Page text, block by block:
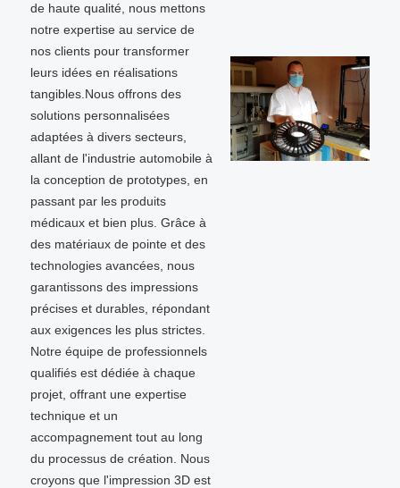
de haute qualité, nous mettons
notre expertise au service de
nos clients pour transformer
leurs idées en réalisations
tangibles.Nous offrons des
solutions personnalisées
adaptées à divers secteurs,
allant de l'industrie automobile à
la conception de prototypes, en
passant par les produits
médicaux et bien plus. Grâce à
des matériaux de pointe et des
technologies avancées, nous
garantissons des impressions
précises et durables, répondant
aux exigences les plus strictes.
Notre équipe de professionnels
qualifiés est dédiée à chaque
projet, offrant une expertise
technique et un
accompagnement tout au long
du processus de création. Nous
croyons que l'impression 3D est